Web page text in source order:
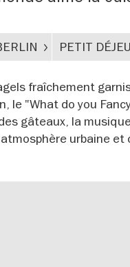
PETIT
fraîchement
le "What do you
gâteaux, la
urbaine